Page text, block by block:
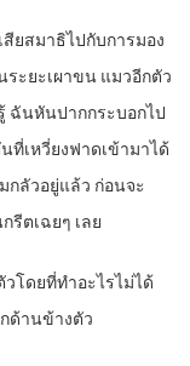
ยสมาธิไปกับการมอง
ะยะเผาขน แมวอีกตัว
ฉันหันปากกระบอกไป
เหวี่ยงฟาดเข้ามาได้
กลัวอยู่แล้ว ก่อนจะ
รีตเฉยๆ เลย
โดยที่ทำอะไรไม่ได้
ด้านข้างตัว